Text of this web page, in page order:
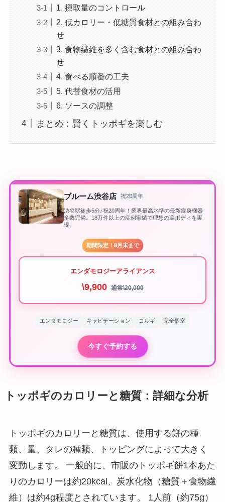
1. 摂取量のコントロール
2. 低カロリー・低糖質食材との組み合わ
せ
3. 食物繊維を多く含む食材との組み合わ
せ
4. 食べる順番の工夫
5. 代替食材の活用
6. ソースの調整
まとめ：賢くトッポギを楽しむ
ブルーム渋谷店 祝20周年
渋谷駅徒歩5分♪祝20周年！業界最高水準の最新痩身機器
多数完備。18万件以上の症例実績で理想の美ボディを実
現。
期間限定！8月末まで
エンダモロジーアライアンス
\9,900 通常\20,000
エンダモロジー キャビテーション コルギ 完全個室
今すぐ予約する
トッポギのカロリーと糖質：詳細な分析
トッポギのカロリーと糖質は、使用する餅の種
類、量、タレの種類、トッピングによって大きく
変動します。 一般的に、市販のトッポギ餅1本あた
りのカロリーは約20kcal、炭水化物（糖質＋食物繊
維）は約4g程度とされています。 1人前（約75g）